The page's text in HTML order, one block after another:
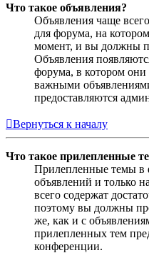
Что такое объявления?
Объявления чаще
для форума, на
момент, и вы должны
Объявления
форума, в котором
важными
предоставляются
Вернуться к началу
Что такое прилепленные
Прилепленные темы в
объявлений и только
всего содержат
поэтому вы должны
же, как и с
прилепленных тем
конференции.